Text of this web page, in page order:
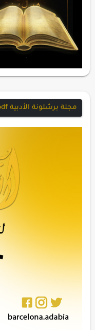
مجلة برشلونة الأدبية pdf